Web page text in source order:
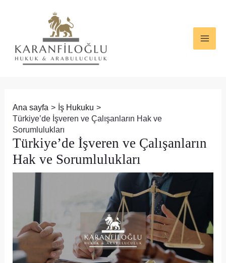
Ana sayfa
İş Hukuku
Türkiye’de İşveren ve Çalışanların Hak ve
Sorumlulukları
Türkiye’de İşveren ve Çalışanların
Hak ve Sorumlulukları